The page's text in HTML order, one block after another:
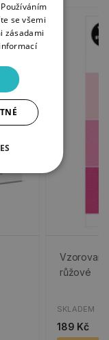
růžové
SKLADEM
189 Kč
se všemi
zásadami